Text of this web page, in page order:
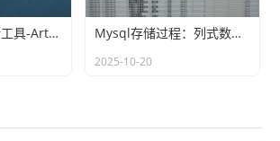
Linux：Java诊断工具-Arthas Mysql存储过程：列式数据转行式数据
2025-10-20